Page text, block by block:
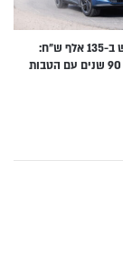
רכב חשמלי חדש ב-135 אלף ש״ח: